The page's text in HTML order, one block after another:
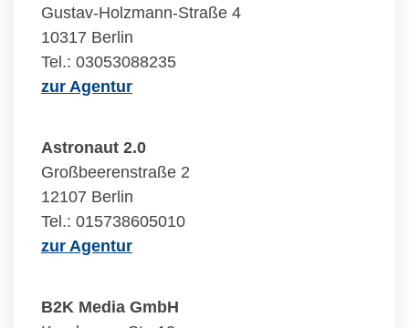
Gustav-Holzmann-Straße 4
10317 Berlin
Tel.: 03053088235
zur Agentur
Astronaut 2.0
Großbeerenstraße 2
12107 Berlin
Tel.: 015738605010
zur Agentur
B2K Media GmbH